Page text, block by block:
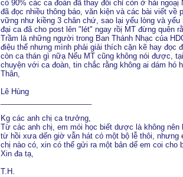
có 90% các ca đoàn đã thay đổi chỉ còn ở hải
đã đọc nhiều thông báo, văn kiện và các bài viết
vững như kiềng 3 chân chứ, sao lại yếu lòng và
đại ca đã cho post lên "lét" ngay rồị MT đừng quên
Trầm là những người trong Ban Thánh Nhạc của
điệu thế nhưng mình phải giải thích cặn kẽ hay đọc
còn ca thán gì nữạ Nếu MT cũng không nói được,
chuyện với ca đoàn, tin chắc rằng không ai dám hó
Thân,
Lê Hùng
Kg các anh chị ca trưởng,
Từ các anh chị, em mói học biết dược là không
từ hồi xưa dến giờ vẫn hát có một bộ lễ thôi, nhưng
chị nào có, xin có thể gửi ra một bản dể em coi cho
Xin đa tạ,
T.H.